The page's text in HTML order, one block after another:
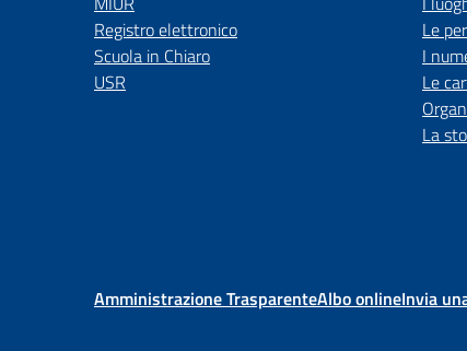
Registro elettronico
Scuola in Chiaro
USR
Le
I
Le
La
Amministrazione TrasparenteAlbo onlineInvia